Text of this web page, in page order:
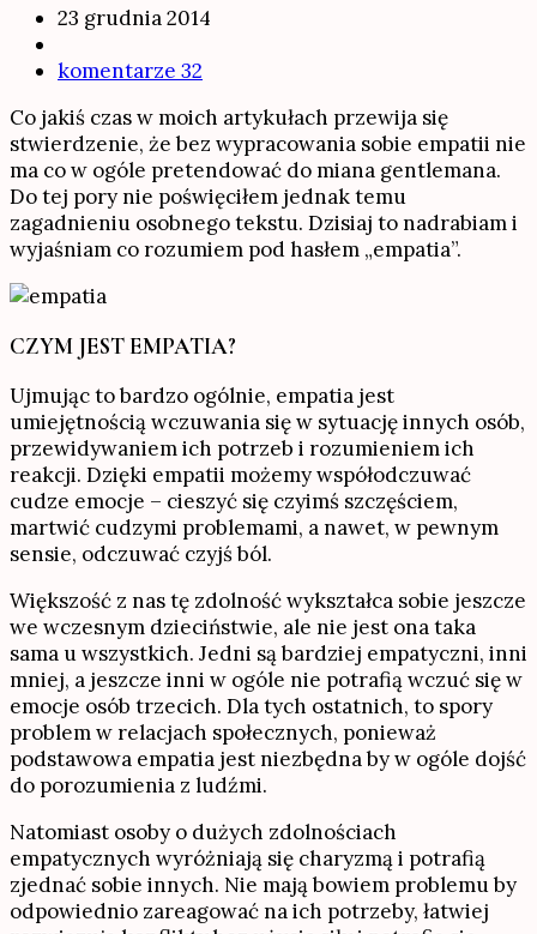
23 grudnia 2014
komentarze 32
Co jakiś czas w moich artykułach przewija się
stwierdzenie, że bez wypracowania sobie empatii nie
ma co w ogóle pretendować do miana gentlemana.
Do tej pory nie poświęciłem jednak temu
zagadnieniu osobnego tekstu. Dzisiaj to nadrabiam i
wyjaśniam co rozumiem pod hasłem „empatia”.
CZYM JEST EMPATIA?
Ujmując to bardzo ogólnie, empatia jest
umiejętnością wczuwania się w sytuację innych osób,
przewidywaniem ich potrzeb i rozumieniem ich
reakcji. Dzięki empatii możemy współodczuwać
cudze emocje – cieszyć się czyimś szczęściem,
martwić cudzymi problemami, a nawet, w pewnym
sensie, odczuwać czyjś ból.
Większość z nas tę zdolność wykształca sobie jeszcze
we wczesnym dzieciństwie, ale nie jest ona taka
sama u wszystkich. Jedni są bardziej empatyczni, inni
mniej, a jeszcze inni w ogóle nie potrafią wczuć się w
emocje osób trzecich. Dla tych ostatnich, to spory
problem w relacjach społecznych, ponieważ
podstawowa empatia jest niezbędna by w ogóle dojść
do porozumienia z ludźmi.
Natomiast osoby o dużych zdolnościach
empatycznych wyróżniają się charyzmą i potrafią
zjednać sobie innych. Nie mają bowiem problemu by
odpowiednio zareagować na ich potrzeby, łatwiej